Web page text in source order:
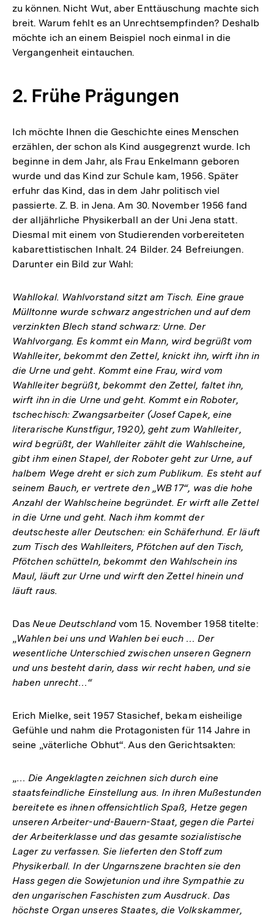
zu können. Nicht Wut, aber Enttäuschung machte sich
breit. Warum fehlt es an Unrechtsempfinden? Deshalb
möchte ich an einem Beispiel noch einmal in die
Vergangenheit eintauchen.
2. Frühe Prägungen
Ich möchte Ihnen die Geschichte eines Menschen
erzählen, der schon als Kind ausgegrenzt wurde. Ich
beginne in dem Jahr, als Frau Enkelmann geboren
wurde und das Kind zur Schule kam, 1956. Später
erfuhr das Kind, das in dem Jahr politisch viel
passierte. Z. B. in Jena. Am 30. November 1956 fand
der alljährliche Physikerball an der Uni Jena statt.
Diesmal mit einem von Studierenden vorbereiteten
kabarettistischen Inhalt. 24 Bilder. 24 Befreiungen.
Darunter ein Bild zur Wahl:
Wahllokal. Wahlvorstand sitzt am Tisch. Eine graue
Mülltonne wurde schwarz angestrichen und auf dem
verzinkten Blech stand schwarz: Urne. Der
Wahlvorgang. Es kommt ein Mann, wird begrüßt vom
Wahlleiter, bekommt den Zettel, knickt ihn, wirft ihn in
die Urne und geht. Kommt eine Frau, wird vom
Wahlleiter begrüßt, bekommt den Zettel, faltet ihn,
wirft ihn in die Urne und geht. Kommt ein Roboter,
tschechisch: Zwangsarbeiter (Josef Capek, eine
literarische Kunstfigur, 1920), geht zum Wahlleiter,
wird begrüßt, der Wahlleiter zählt die Wahlscheine,
gibt ihm einen Stapel, der Roboter geht zur Urne, auf
halbem Wege dreht er sich zum Publikum. Es steht auf
seinem Bauch, er vertrete den „WB 17“, was die hohe
Anzahl der Wahlscheine begründet. Er wirft alle Zettel
in die Urne und geht. Nach ihm kommt der
deutscheste aller Deutschen: ein Schäferhund. Er läuft
zum Tisch des Wahlleiters, Pfötchen auf den Tisch,
Pfötchen schütteln, bekommt den Wahlschein ins
Maul, läuft zur Urne und wirft den Zettel hinein und
läuft raus.
DasNeue Deutschlandvom 15. November 1958 titelte:
„Wahlen bei uns und Wahlen bei euch … Der
wesentliche Unterschied zwischen unseren Gegnern
und uns besteht darin, dass wir recht haben, und sie
haben unrecht…“
Erich Mielke, seit 1957 Stasichef, bekam eisheilige
Gefühle und nahm die Protagonisten für 114 Jahre in
seine „väterliche Obhut“. Aus den Gerichtsakten:
„… Die Angeklagten zeichnen sich durch eine
staatsfeindliche Einstellung aus. In ihren Mußestunden
bereitete es ihnen offensichtlich Spaß, Hetze gegen
unseren Arbeiter-und-Bauern-Staat, gegen die Partei
der Arbeiterklasse und das gesamte sozialistische
Lager zu verfassen. Sie lieferten den Stoff zum
Physikerball. In der Ungarnszene brachten sie den
Hass gegen die Sowjetunion und ihre Sympathie zu
den ungarischen Faschisten zum Ausdruck. Das
höchste Organ unseres Staates, die Volkskammer,